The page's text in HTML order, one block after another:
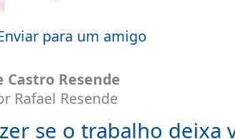
para um amigo
Castro Resende
Rafael Resende
se o trabalho deixa